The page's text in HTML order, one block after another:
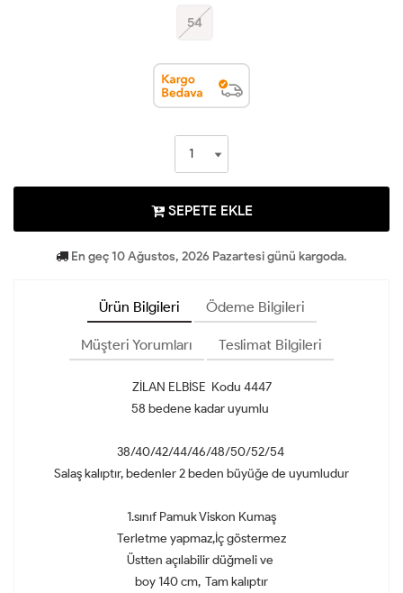
54
SEPETE EKLE
En geç 10 Ağustos, 2026 Pazartesi günü kargoda.
Ürün Bilgileri Ödeme Bilgileri
Müşteri Yorumları Teslimat Bilgileri
ZİLAN ELBİSE Kodu 4447
58 bedene kadar uyumlu
38/40/42/44/46/48/50/52/54
Salaş kalıptır, bedenler 2 beden büyüğe de uyumludur
1.sınıf Pamuk Viskon Kumaş
Terletme yapmaz,İç göstermez
Üstten açılabilir düğmeli ve
boy 140 cm, Tam kalıptır